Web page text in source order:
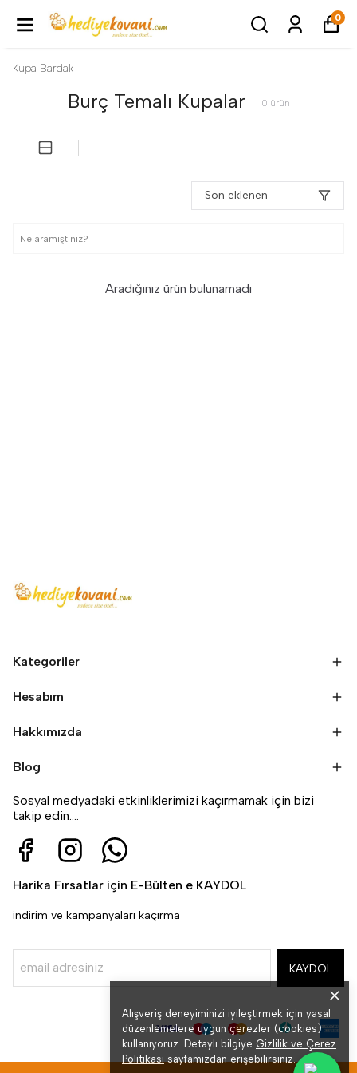
0
Alışveriş deneyiminizi iyileştirmek için yasal
düzenlemelere uygun çerezler (cookies)
kullanıyoruz. Detaylı bilgiye Gizlilik ve Çerez
Politikasısayfamızdan erişebilirsiniz.
Kupa Bardak
Burç Temalı Kupalar 0 ürün
Son eklenen
Aradığınız ürün bulunamadı
Kategoriler
Hesabım
Hakkımızda
Blog
Sosyal medyadaki etkinliklerimizi kaçırmamak için bizi
takip edin....
Harika Fırsatlar için E-Bülten e KAYDOL
indirim ve kampanyaları kaçırma
KAYDOL